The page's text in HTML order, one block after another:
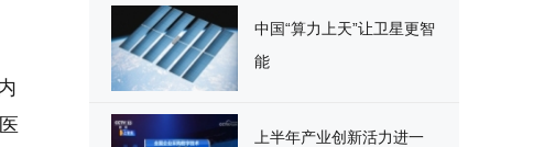
中国“算力上天”让卫星更智
能
上半年产业创新活力进一